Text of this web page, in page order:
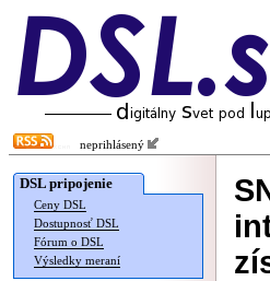
neprihlásený
DSL pripojenie
Ceny DSL
Dostupnosť DSL
Fórum o DSL
Výsledky meraní